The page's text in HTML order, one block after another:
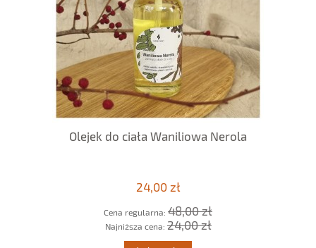
Olejek do ciała Waniliowa Nerola
24,00 zł
Cena regularna: 48,00 zł
Najniższa cena: 24,00 zł